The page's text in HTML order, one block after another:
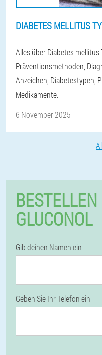
DIABETES MELLITUS
Alles über Diabetes
Präventionsmethoden,
Anzeichen, Diabetestypen,
Medikamente.
6 November 2025
GLUCONOL
Gib deinen Namen ein
Geben Sie Ihr Telefon ein